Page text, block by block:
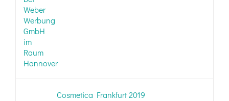
Cosmetica Frankfurt 2019